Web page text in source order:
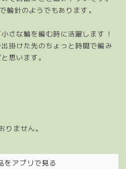
輪針のようでもあります。
さな輪を編む時に活躍します！
掛けた先のちょっと時間で編み
思います。
りません。
をアプリで見る